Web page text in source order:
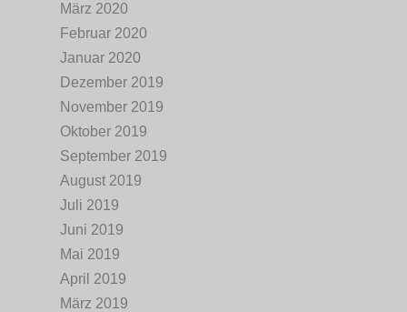
März 2020
Februar 2020
Januar 2020
Dezember 2019
November 2019
Oktober 2019
September 2019
August 2019
Juli 2019
Juni 2019
Mai 2019
April 2019
März 2019